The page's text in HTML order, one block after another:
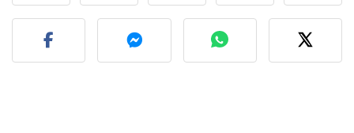
Publier votre photo de